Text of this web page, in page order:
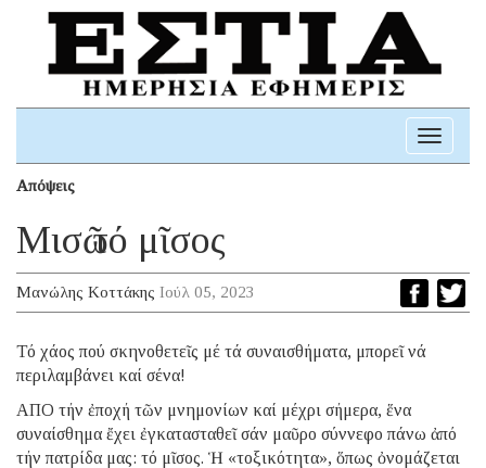
Toggle
Απόψεις
Μισῶ τό μῖσος
Μανώλης Κοττάκης Ιούλ 05, 2023
Τό χάος πού σκηνοθετεῖς μέ τά συναισθήματα, μπορεῖ νά
περιλαμβάνει καί σένα!
ΑΠΟ τήν ἐποχή τῶν μνημονίων καί μέχρι σήμερα, ἕνα
συναίσθημα ἔχει ἐγκατασταθεῖ σάν μαῦρο σύννεφο πάνω ἀπό
τήν πατρίδα μας: τό μῖσος. Ἡ «τοξικότητα», ὅπως ὀνομάζεται